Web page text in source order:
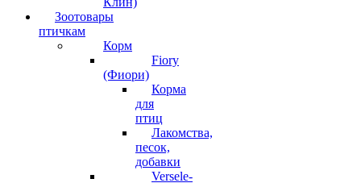
Зоотовары
птичкам
Корм
Fiory
(Фиори)
Корма
для
птиц
Лакомства,
песок,
добавки
Versele-